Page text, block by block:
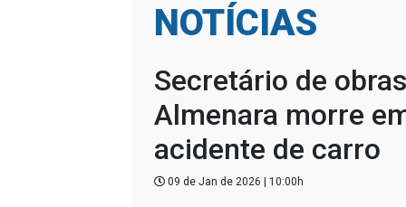
NOTÍCIAS
Secretário de
Almenara morre
acidente de carro
09 de Jan de 2026 | 10:00h